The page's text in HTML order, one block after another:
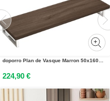
doporro Plan de Vasque Marron 50x160cm Meuble sous Lavabo Plan Lave Mains avec 2 Supports en Inox
224,90 €